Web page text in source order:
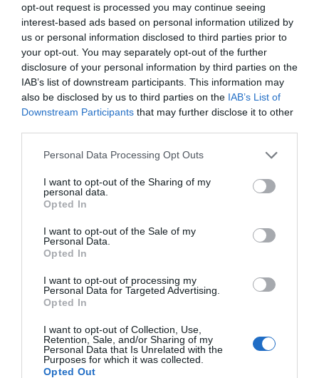
opt-out request is processed you may continue seeing
interest-based ads based on personal information utilized by
us or personal information disclosed to third parties prior to
your opt-out. You may separately opt-out of the further
disclosure of your personal information by third parties on the
IAB’s list of downstream participants. This information may
also be disclosed by us to third parties on the IAB’s List of
Downstream Participants that may further disclose it to other
Personal Data Processing Opt Outs
I want to opt-out of the Sharing of my
personal data.
Opted In
I want to opt-out of the Sale of my
Personal Data.
Opted In
I want to opt-out of processing my
Personal Data for Targeted Advertising.
Opted In
I want to opt-out of Collection, Use,
Retention, Sale, and/or Sharing of my
Personal Data that Is Unrelated with the
Purposes for which it was collected.
Opted Out
El Colegio Oficial de Farmacéuticos
de Toledo impartirá el curso online
«Atención Farmacéutica Pediátrica»
este mes de junio
Noticias y novedades
Redacción
28/05/2021
El Colegio Oficial de Farmacéuticos (COF) de
Toledo impartirá, durante 5 sesiones cada
online «Atención Farmacéutica Pediátrica».
se dirige a colegiados toledanos, está
ha solicitado la acreditación a la Comisión
Nacional de Formación Continuada.
Laboratorios Ordesa lanza
Symbioram Gotas con una nueva
Noticias y novedades
Redacción
24/11/2020
es pionera en el desarrollo de la primera y
más completa gama de complementos
alimenticios para la población pediátrica,
algunos de ellos fuente de probióticos y